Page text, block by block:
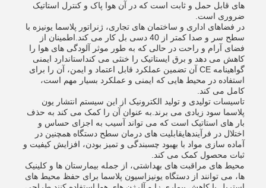
های قابل حمل و ثابت است که در آن هوا پاک و کنترل استاتیک
ضروری است.
در فضاهای اداری و ساختمان های تجاری، ژنراتور پلاسما یونیزه با
سطح سر و صدا کمتر از 40 دسی بل کار می کند.اطمینان از
فضای آرام و راحت در حالی که به طور موثر آلودگی های هوا را
کاهش می دهد و برق ایستاتیک را خنثی می کنداستاندارد ایمنی
گواهینامه CE آن تضمین عملکرد قابل اعتماد و ایمن، آن را برای
استفاده در محیط هایی که ایمنی و عملکرد بسیار مهم است،
کامل می کند.
تاسیسات تولیدی و تولید الکترونیک از این سیستم انتشار یون
پلاسما سود زیادی می برند.به عنوان آن را کمک می کند به حذف
بار های استاتیک است که می تواند آسیب به اجزای حساس و
اختلال در فرآیندهایقابلیت های درمان سطح دستگاه همچنین در
آماده سازی مواد با بهبود چسبندگی و تمیز بودن، افزایش کیفیت و
ثبات محصول کمک می کند.
محیط های مراقبت های بهداشتی، از جمله بیمارستان ها و کلینیک
ها، می توانند از دستگاه یونیزاسیون پلاسما برای حفظ محیط های